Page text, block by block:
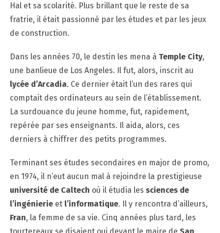
Hal et sa scolarité. Plus brillant que le reste de sa
fratrie, il était passionné par les études et par les jeux
de construction.
Dans les années 70, le destin les mena à Temple City,
une banlieue de Los Angeles. Il fut, alors, inscrit au
lycée d’Arcadia. Ce dernier était l’un des rares qui
comptait des ordinateurs au sein de l’établissement.
La surdouance du jeune homme, fut, rapidement,
repérée par ses enseignants. Il aida, alors, ces
derniers à chiffrer des petits programmes.
Terminant ses études secondaires en major de promo,
en 1974, il n’eut aucun mal à rejoindre la prestigieuse
université de Caltech où il étudia les sciences de
l’ingénierie et l’informatique. Il y rencontra d’ailleurs,
Fran, la femme de sa vie. Cinq années plus tard, les
tourtereaux se disaient oui devant le maire de San